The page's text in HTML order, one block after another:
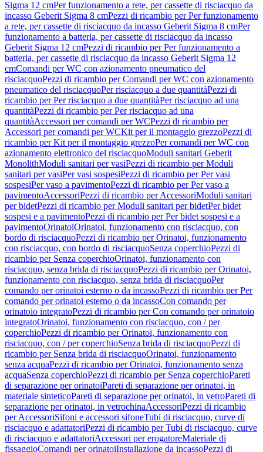
Sigma 12 cmPer funzionamento a rete, per cassette di risciacquo da
incasso Geberit Sigma 8 cmPezzi di ricambio per Per funzionamento
a rete, per cassette di risciacquo da incasso Geberit Sigma 8 cmPer
funzionamento a batteria, per cassette di risciacquo da incasso
Geberit Sigma 12 cmPezzi di ricambio per Per funzionamento a
batteria, per cassette di risciacquo da incasso Geberit Sigma 12
cmComandi per WC con azionamento pneumatico del
risciacquoPezzi di ricambio per Comandi per WC con azionamento
pneumatico del risciacquoPer risciacquo a due quantitàPezzi di
ricambio per Per risciacquo a due quantitàPer risciacquo ad una
quantitàPezzi di ricambio per Per risciacquo ad una
quantitàAccessori per comandi per WCPezzi di ricambio per
Accessori per comandi per WCKit per il montaggio grezzoPezzi di
ricambio per Kit per il montaggio grezzoPer comandi per WC con
azionamento elettronico del risciacquoModuli sanitari Geberit
MonolithModuli sanitari per vasiPezzi di ricambio per Moduli
sanitari per vasiPer vasi sospesiPezzi di ricambio per Per vasi
sospesiPer vaso a pavimentoPezzi di ricambio per Per vaso a
pavimentoAccessoriPezzi di ricambio per AccessoriModuli sanitari
per bidetPezzi di ricambio per Moduli sanitari per bidetPer bidet
sospesi e a pavimentoPezzi di ricambio per Per bidet sospesi e a
pavimentoOrinatoiOrinatoi, funzionamento con risciacquo, con
bordo di risciacquoPezzi di ricambio per Orinatoi, funzionamento
con risciacquo, con bordo di risciacquoSenza coperchioPezzi di
ricambio per Senza coperchioOrinatoi, funzionamento con
risciacquo, senza brida di risciacquoPezzi di ricambio per Orinatoi,
funzionamento con risciacquo, senza brida di risciacquoPer
comando per orinatoi esterno o da incassoPezzi di ricambio per Per
comando per orinatoi esterno o da incassoCon comando per
orinatoio integratoPezzi di ricambio per Con comando per orinatoio
integratoOrinatoi, funzionamento con risciacquo, con / per
coperchioPezzi di ricambio per Orinatoi, funzionamento con
risciacquo, con / per coperchioSenza brida di risciacquoPezzi di
ricambio per Senza brida di risciacquoOrinatoi, funzionamento
senza acquaPezzi di ricambio per Orinatoi, funzionamento senza
acquaSenza coperchioPezzi di ricambio per Senza coperchioPareti
di separazione per orinatoiPareti di separazione per orinatoi, in
materiale sinteticoPareti di separazione per orinatoi, in vetroPareti di
separazione per orinatoi, in vetrochinaAccessoriPezzi di ricambio
per AccessoriSifoni e accessori sifoneTubi di risciacquo, curve di
risciacquo e adattatoriPezzi di ricambio per Tubi di risciacquo, curve
di risciacquo e adattatoriAccessori per erogatoreMateriale di
fissaggioComandi per orinatoiInstallazione da incassoPezzi di